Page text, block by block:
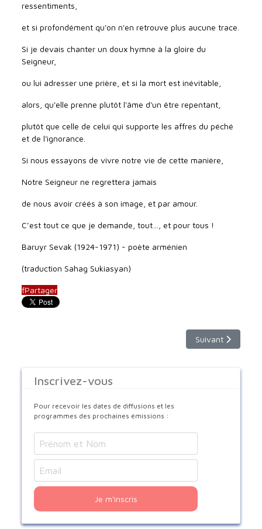
ressentiments,
et si profondément qu'on n'en retrouve plus aucune trace.
Si je devais chanter un doux hymne à la gloire du
Seigneur,
ou lui adresser une prière, et si la mort est inévitable,
alors, qu'elle prenne plutôt l'âme d'un être repentant,
plutôt que celle de celui qui supporte les affres du péché
et de l'ignorance.
Si nous essayons de vivre notre vie de cette manière,
Notre Seigneur ne regrettera jamais
de nous avoir créés à son image, et par amour.
C’est tout ce que je demande, tout…, et pour tous !
Baruyr Sevak (1924-1971) - poète arménien
(traduction Sahag Sukiasyan)
fPartager
Article suivant :
Suivant
Inscrivez-vous
Pour recevoir les dates de diffusions et les
programmes des prochaines émissions :
Je m'inscris